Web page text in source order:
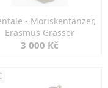
- Moriskentänzer,
Erasmus Grasser
3 000 Kč